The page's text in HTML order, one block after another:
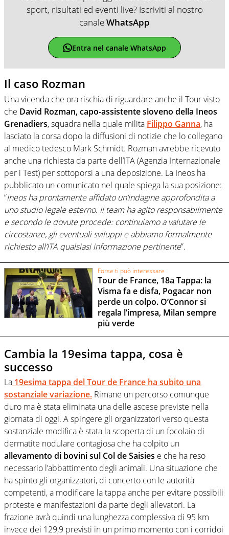
sport, risultati ed eventi live? Iscriviti al nostro
canaleWhatsApp
Entra nel canale WhatsApp
Il caso Rozman
Una vicenda che ora rischia di riguardare anche il Tour visto
che David Rozman, capo-assistente sloveno della Ineos
Grenadiers, squadra nella quale milita Filippo Ganna, ha
lasciato la corsa dopo la diffusioni di notizie che lo collegano
al medico tedesco Mark Schmidt. Rozman avrebbe ricevuto
anche una richiesta da parte dell’ITA (Agenzia Internazionale
per i Test) per sottoporsi a una deposizione. La Ineos ha
pubblicato un comunicato nel quale spiega la sua posizione:
“Ineos ha prontamente affidato un’indagine approfondita a
uno studio legale esterno. Il team ha agito responsabilmente
e secondo le dovute procede: continuiamo a valutare le
circostanze, gli eventuali sviluppi e abbiamo formalmente
richiesto all’ITA qualsiasi informazione pertinente”.
Forse ti può interessare
Tour de France, 18a Tappa: la
Visma fa e disfa, Pogacar non
perde un colpo. O’Connor si
regala l’impresa, Milan sempre
più verde
Cambia la 19esima tappa, cosa è
successo
La 19esima tappa del Tour de France ha subito una
sostanziale variazione. Rimane un percorso comunque
duro ma è stata eliminata una delle ascese previste nella
giornata di oggi. A spingere gli organizzatori verso questa
sostanziale modifica è stata la scoperta di un focolaio di
dermatite nodulare contagiosa che ha colpito un
allevamento di bovini sul Col de Saisies e che ha reso
necessario l’abbattimento degli animali. Una situazione che
ha spinto gli organizzatori, di concerto con le autorità
competenti, a modificare la tappa anche per evitare possibili
proteste e manifestazioni da parte degli allevatori. La
frazione avrà quindi una lunghezza complessiva di 95 km
invece dei 129,9 previsti in un primo momento con i corridoi